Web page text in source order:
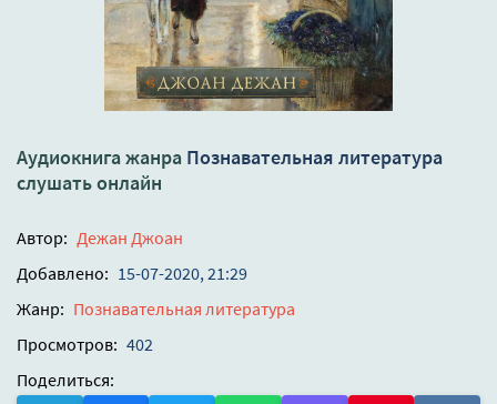
Аудиокнига жанра Познавательная литература
слушать онлайн
Автор: Дежан Джоан
Добавлено: 15-07-2020, 21:29
Жанр: Познавательная литература
Просмотров: 402
Поделиться: